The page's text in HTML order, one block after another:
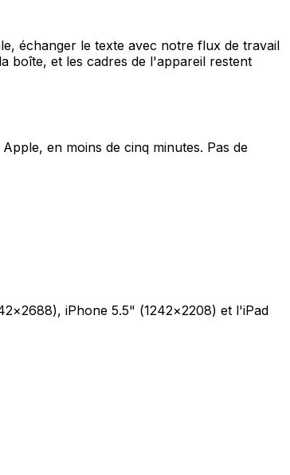
échanger le texte avec notre flux de travail
boîte, et les cadres de l'appareil restent
en moins de cinq minutes. Pas de
iPhone 5.5" (1242×2208) et l'iPad